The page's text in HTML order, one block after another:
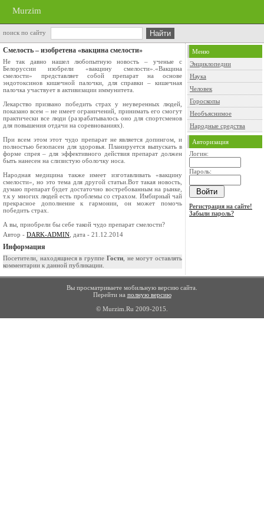
Murzim
поиск по сайту
Смелость – изобретена «вакцина смелости»
Не так давно нашел любопытную новость – ученые с
Белоруссии изобрели «вакцину смелости».«Вакцина
смелости» представляет собой препарат на основе
эндотоксинов кишечной палочки, для справки – кишечная
палочка участвует в активизации иммунитета.
Лекарство призвано победить страх у неуверенных людей,
показано всем – не имеет ограничений, принимать его смогут
практически все люди (разрабатывалось оно для спортсменов
для повышения отдачи на соревнованиях).
При всем этом этот чудо препарат не является допингом, и
полностью безопасен для здоровья. Планируется выпускать в
форме спрея – для эффективного действия препарат должен
быть нанесен на слизистую оболочку носа.
Народная медицина также имеет изготавливать «вакцину
смелости», но это тема для другой статьи.Вот такая новость,
думаю препарат будет достаточно востребованным на рынке,
т.к у многих людей есть проблемы со страхом. Имбирный чай
прекрасное дополнение к гармонии, он может помочь
победить страх.
А вы, приобрели бы себе такой чудо препарат смелости?
Автор - DARK-ADMIN , дата - 21.12.2014
Информация
Посетители, находящиеся в группе Гости, не могут оставлять
комментарии к данной публикации.
Меню
Энциклопедии
Наука
Человек
Гороскопы
Необъяснимое
Народные средства
Авторизация
Логин:
Пароль:
Регистрация на сайте!
Забыли пароль?
Вы просматриваете мобильную версию сайта.
Перейти на полную версию
© Murzim.Ru 2009-2015.